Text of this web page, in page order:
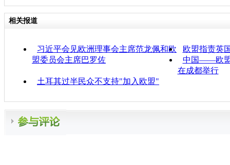
相关报道
习近平会见欧洲理事会主席范龙佩和欧
盟委员会主席巴罗佐
欧盟指责英
中国——欧盟
在成都举行
土耳其过半民众不支持"加入欧盟"